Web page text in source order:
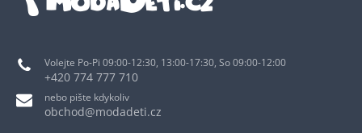
Volejte Po-Pi 09:00-12:30, 13:00-17:30, So 09:00-12:00
+420 774 777 710
nebo pište kdykoliv
obchod@modadeti.cz